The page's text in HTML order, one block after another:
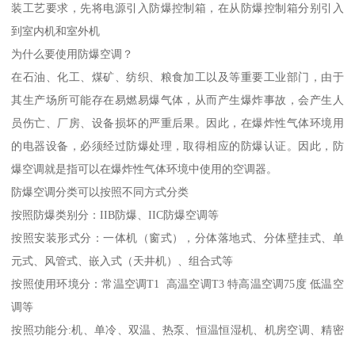
装工艺要求，先将电源引入防爆控制箱，在从防爆控制箱分别引入
到室内机和室外机
为什么要使用防爆空调？
在石油、化工、煤矿、纺织、粮食加工以及等重要工业部门，由于
其生产场所可能存在易燃易爆气体，从而产生爆炸事故，会产生人
员伤亡、厂房、设备损坏的严重后果。因此，在爆炸性气体环境用
的电器设备，必须经过防爆处理，取得相应的防爆认证。因此，防
爆空调就是指可以在爆炸性气体环境中使用的空调器。
防爆空调分类可以按照不同方式分类
按照防爆类别分：IIB防爆、IIC防爆空调等
按照安装形式分：一体机（窗式），分体落地式、分体壁挂式、单
元式、风管式、嵌入式（天井机）、组合式等
按照使用环境分：常温空调T1 高温空调T3 特高温空调75度 低温空
调等
按照功能分:机、单冷、双温、热泵、恒温恒湿机、机房空调、精密